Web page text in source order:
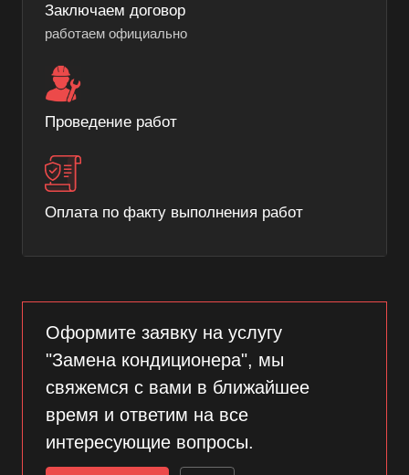
Заключаем договор
работаем официально
Проведение работ
Оплата по факту выполнения работ
Оформите заявку на услугу
"Замена кондиционера", мы
свяжемся с вами в ближайшее
время и ответим на все
интересующие вопросы.